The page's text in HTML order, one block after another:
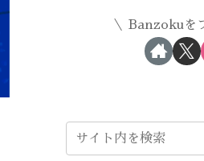
Banzokuを